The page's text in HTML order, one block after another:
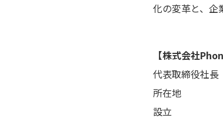
化の変革と、企
【株式会社
代表取締役社
所在地 ：〒
設立 ：